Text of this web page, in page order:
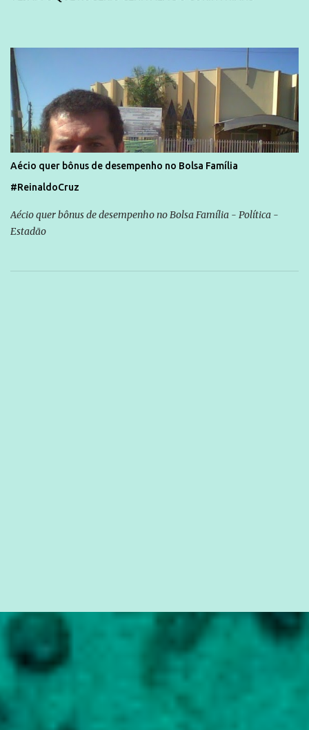
Aécio quer bônus de desempenho no Bolsa Família
#ReinaldoCruz
Aécio quer bônus de desempenho no Bolsa Família - Política -
Estadão